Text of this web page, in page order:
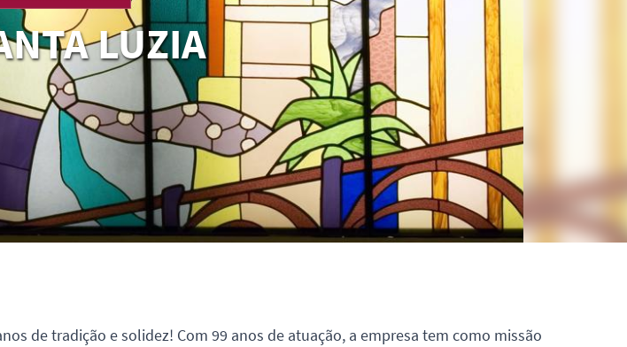
LUZIA
de tradição e solidez! Com 99 anos de atuação, a empresa tem como missão